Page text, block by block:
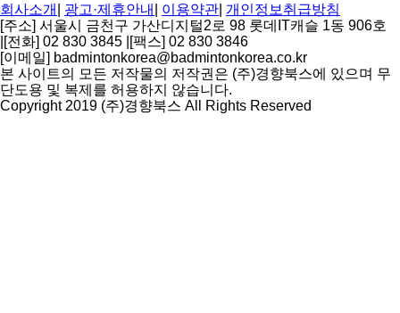
회사소개 광고·제휴안내 이용약관 개인정보취급방침
[주소] 서울시 금천구 가산디지털2로 98 롯데IT캐슬 1동 906호
[전화] 02 830 3845 [팩스] 02 830 3846
[이메일] badmintonkorea@badmintonkorea.co.kr
본 사이트의 모든 저작물의 저작권은 (주)경향북스에 있으며 무
단도용 및 복제를 허용하지 않습니다.
Copyright 2019 (주)경향북스 All Rights Reserved